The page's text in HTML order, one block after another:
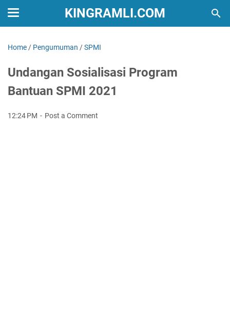
KINGRAMLI.COM
Home / Pengumuman /SPMI
Undangan Sosialisasi Program
Bantuan SPMI 2021
12:24 PM Post a Comment